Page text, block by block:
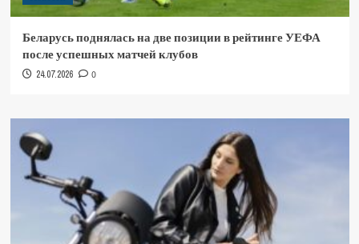
Беларусь поднялась на две позиции в рейтинге УЕФА
после успешных матчей клубов
24.07.2026 0